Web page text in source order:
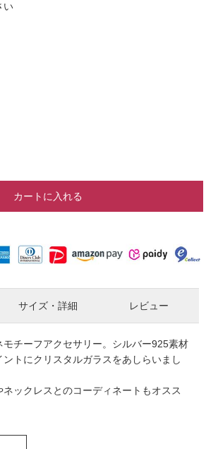
い
カートに入れる
チーフアクセサリー。シルバー925素材
トにクリスタルガラスをあしらいまし
ックレスとのコーディネートもオスス
サイズ・詳細 レビュー